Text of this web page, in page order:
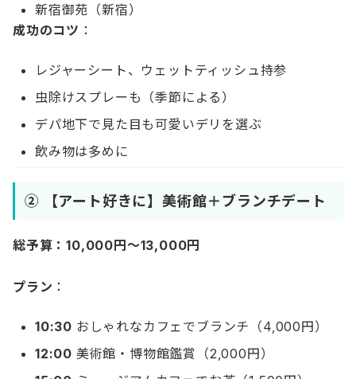
新宿御苑（新宿）
成功のコツ ：
レジャーシート、ウェットティッシュ持参
虫除けスプレーも（季節による）
デパ地下で見た目も可愛いデリを選ぶ
飲み物は多めに
② 【アート好きに】美術館＋ブランチデート
総予算：10,000円〜13,000円
プラン ：
10:30 おしゃれなカフェでブランチ（4,000円）
12:00 美術館・博物館鑑賞（2,000円）